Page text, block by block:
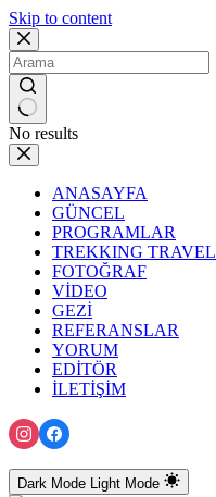
Skip to content
No results
ANASAYFA
GÜNCEL
PROGRAMLAR
TREKKING TRAVEL
FOTOĞRAF
VİDEO
GEZİ
REFERANSLAR
YORUM
EDİTÖR
İLETİŞİM
Dark Mode Light Mode